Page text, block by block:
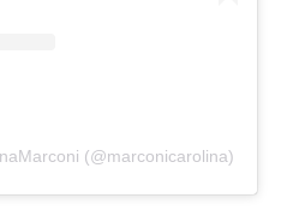
(@marconicarolina)